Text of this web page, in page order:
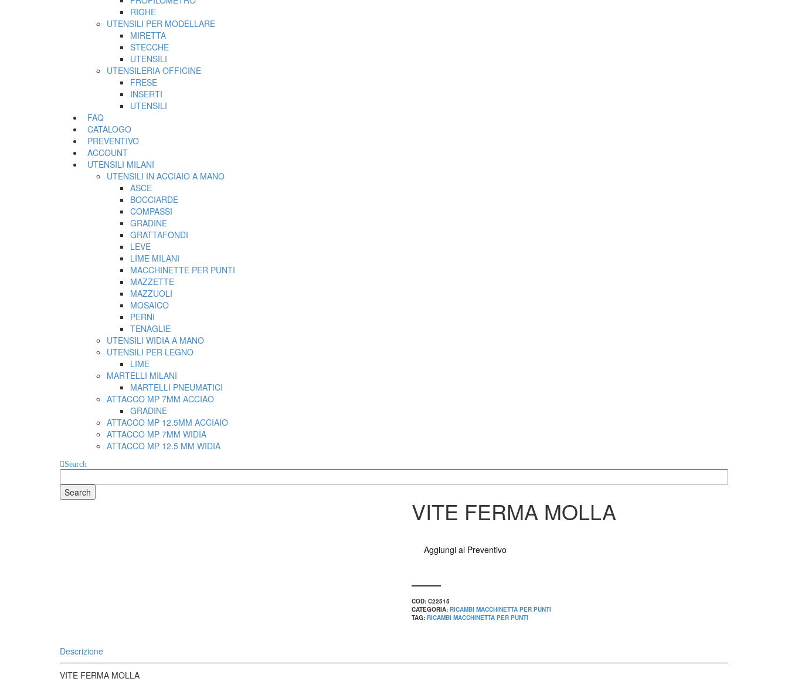
RIGHE
UTENSILI PER MODELLARE
MIRETTA
STECCHE
UTENSILI
UTENSILERIA OFFICINE
FRESE
INSERTI
UTENSILI
FAQ
CATALOGO
PREVENTIVO
ACCOUNT
UTENSILI MILANI
UTENSILI IN ACCIAIO A MANO
ASCE
BOCCIARDE
COMPASSI
GRADINE
GRATTAFONDI
LEVE
LIME MILANI
MACCHINETTE PER PUNTI
MAZZETTE
MAZZUOLI
MOSAICO
PERNI
TENAGLIE
UTENSILI WIDIA A MANO
UTENSILI PER LEGNO
LIME
MARTELLI MILANI
MARTELLI PNEUMATICI
ATTACCO MP 7MM ACCIAO
GRADINE
ATTACCO MP 12.5MM ACCIAIO
ATTACCO MP 7MM WIDIA
ATTACCO MP 12.5 MM WIDIA
Search
for
VITE FERMA MOLLA
Aggiungi al Preventivo
COD: C22515
CATEGORIA: RICAMBI MACCHINETTA PER PUNTI
TAG: RICAMBI MACCHINETTA PER PUNTI
Descrizione
VITE FERMA MOLLA